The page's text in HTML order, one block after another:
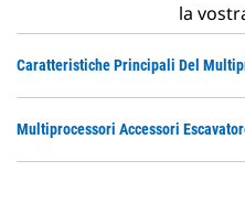
la
Caratteristiche Principali Del
Multiprocessori Accessori